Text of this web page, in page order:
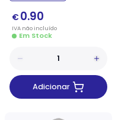
€ 0.90
IVA nãoincluído
Em Stock
Adicionar